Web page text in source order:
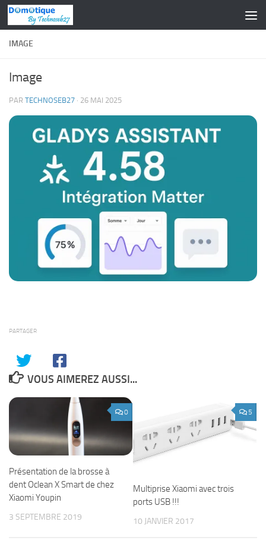
Skip to content
IMAGE
Image
PAR TECHNOSEB27 · 26 MAI 2025
PARTAGER
VOUS AIMEREZ AUSSI...
0
Présentation de la brosse à
dent Oclean X Smart de chez
Xiaomi Youpin
3 SEPTEMBRE 2019
5
Multiprise Xiaomi avec trois
ports USB !!!
10 JANVIER 2017